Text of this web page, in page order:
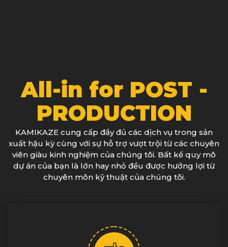
All-in for POST -
PRODUCTION
KAMIKAZE cung cấp đầy đủ các dịch vụ trong sản
xuất hậu kỳ cùng với sự hỗ trợ vượt trội từ các chuyên
viên giàu kinh nghiệm của chúng tôi. Bất kể quy mô
dự án của bạn là lớn hay nhỏ đều được hưởng lợi từ
chuyên môn kỹ thuật của chúng tôi.